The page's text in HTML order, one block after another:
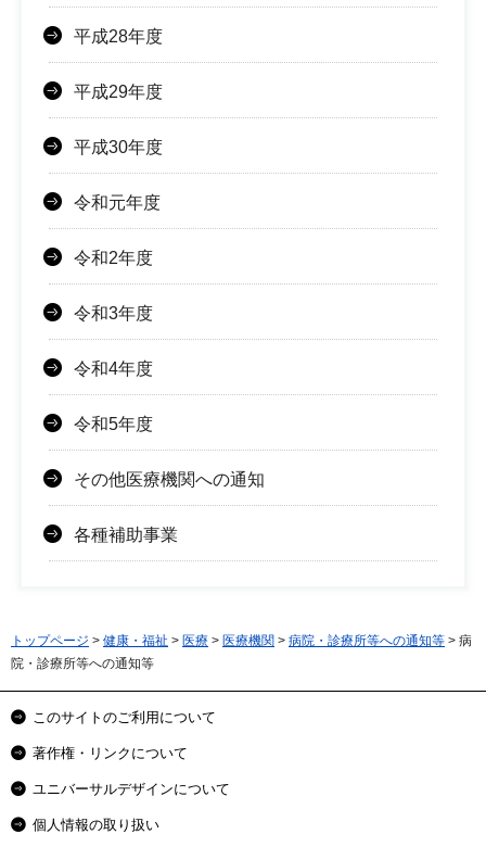
平成28年度
平成29年度
平成30年度
令和元年度
令和2年度
令和3年度
令和4年度
令和5年度
その他医療機関への通知
各種補助事業
トップページ > 健康・福祉 > 医療 > 医療機関 > 病院・診療所等への通知等 > 病
院・診療所等への通知等
このサイトのご利用について
著作権・リンクについて
ユニバーサルデザインについて
個人情報の取り扱い